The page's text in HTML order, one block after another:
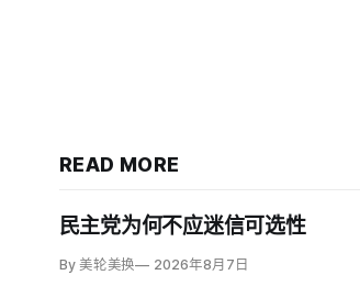
READ MORE
民主党为何不应迷信可选性
By 美轮美换 2026年8月7日